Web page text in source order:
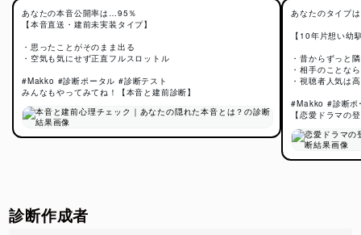
診断結果は、心理学におけるコミュニケーション傾向や対人
行動の考え方を参考にしながら、「率直さ」「協調性」「自
己表現力」「本心の隠しやすさ」など複数の観点を組み合わ
せて判定しています。
単純に「本音が多い＝良い」「建前が多い＝悪い」と評価す
るものではなく、あなたらしいコミュニケーションスタイル
や人との関わり方の特徴を知るための診断です。
本音と建前のバランスを多角的に分析
あなたの本音公開率は…95％
【本音直送・建前未実装タイプ】
・思ったことがそのまま出る
・空気も気にせず正直フルスロットル
#Makko #診断ポータル #診断テスト
みんなもやってみてね！【本音と建前診断】
あなたのタイプ
【10年片想い幼
・昔からずっと
・相手のことな
・視聴者人気は
#Makko #診断ポ
【恋愛ドラマの
診断作成者